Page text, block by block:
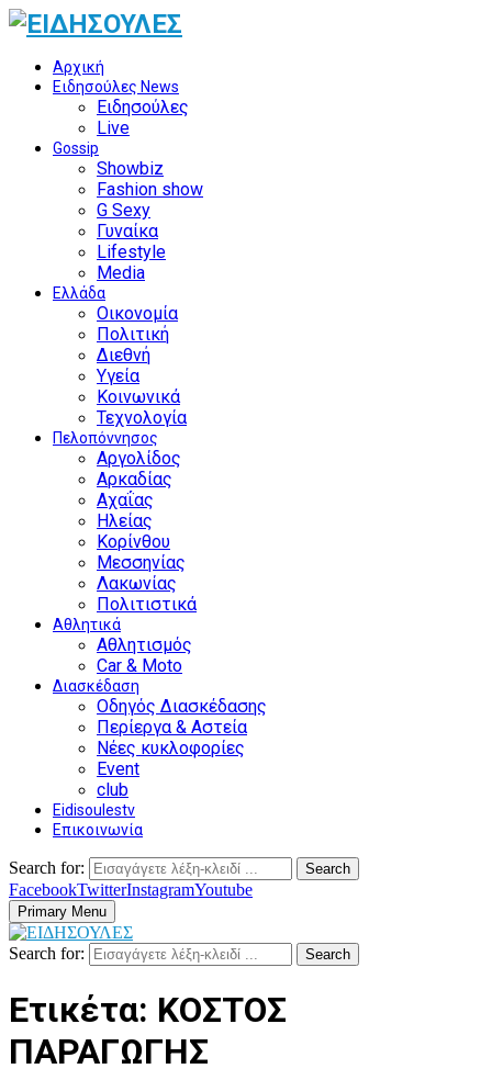
Αρχική
Ειδησούλες News
Ειδησούλες
Live
Gossip
Showbiz
Fashion show
G Sexy
Γυναίκα
Lifestyle
Media
Ελλάδα
Οικονομία
Πολιτική
Διεθνή
Υγεία
Κοινωνικά
Τεχνολογία
Πελοπόννησος
Αργολίδος
Αρκαδίας
Αχαΐας
Ηλείας
Κορίνθου
Μεσσηνίας
Λακωνίας
Πολιτιστικά
Αθλητικά
Αθλητισμός
Car & Moto
Διασκέδαση
Οδηγός Διασκέδασης
Περίεργα & Αστεία
Νέες κυκλοφορίες
Event
club
Eidisoulestv
Επικοινωνία
Search for: Search
FacebookTwitterInstagramYoutube
Primary Menu
Search for: Search
Ετικέτα: ΚΟΣΤΟΣ
ΠΑΡΑΓΩΓΗΣ